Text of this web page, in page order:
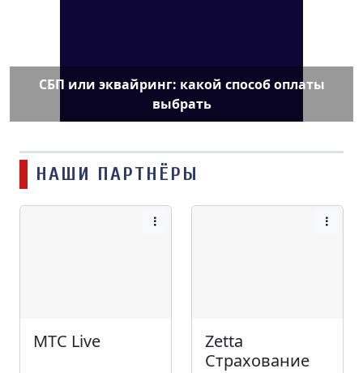
СБП или эквайринг: какой способ оплаты
выбрать
НАШИ ПАРТНЁРЫ
МТС Live
Zetta
Страхование